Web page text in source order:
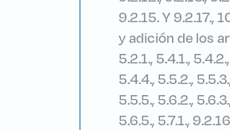
9.2.15. Y 9.2.17.,
y adición de los
5.2.1., 5.4.1.,
5.4.4., 5.5.2.,
5.5.5., 5.6.2.,
5.6.5., 5.7.1.,